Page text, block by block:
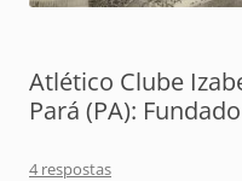
Atlético Clube
Pará (PA):
4 respostas